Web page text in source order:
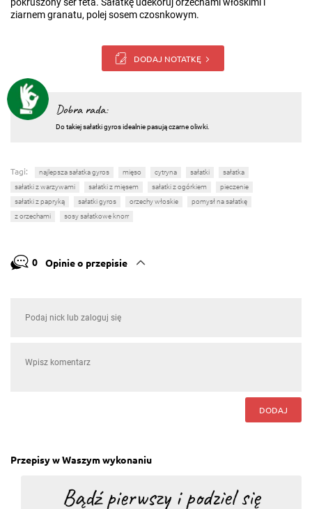
ziarnem granatu, polej sosem czosnkowym.
DODAJ NOTATKĘ
Dobra rada:
Do takiej sałatki gyros idealnie pasują czarne oliwki.
Tagi: najlepsza sałatka gyros mięso cytryna sałatki
sałatka
sałatki z warzywami
sałatki z mięsem sałatki z ogórkiem
pieczenie
sałatki z papryką
sałatki gyros orzechy włoskie
pomysł na sałatkę
z orzechami
sosy sałatkowe knorr
0 Opinie o przepisie
DODAJ
Przepisy w Waszym wykonaniu